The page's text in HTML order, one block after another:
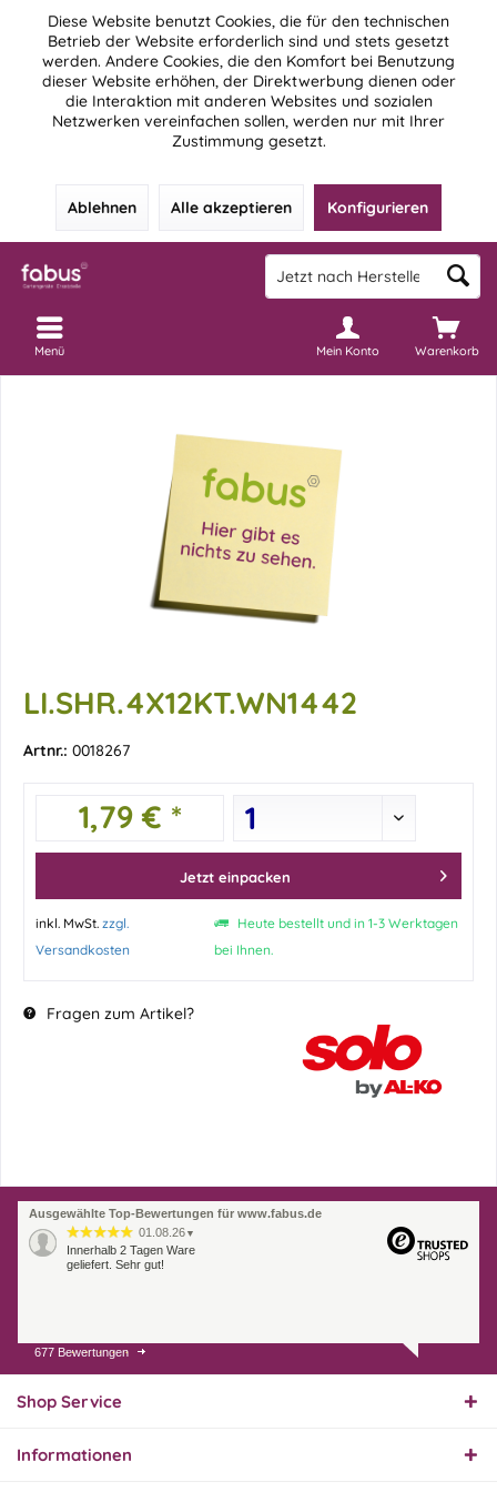
Diese Website benutzt Cookies, die für den technischen
Betrieb der Website erforderlich sind und stets gesetzt
werden. Andere Cookies, die den Komfort bei Benutzung
dieser Website erhöhen, der Direktwerbung dienen oder
die Interaktion mit anderen Websites und sozialen
Netzwerken vereinfachen sollen, werden nur mit Ihrer
Zustimmung gesetzt.
Ablehnen Alle akzeptieren Konfigurieren
Warenkorb
Mein Konto
Menü
LI.SHR.4X12KT.WN1442
Artnr.: 0018267
1,79 € *
Jetzt einpacken
inkl. MwSt. zzgl.
Versandkosten
Heute bestellt und in 1-3 Werktagen
bei Ihnen.
Fragen zum Artikel?
Ausgewählte Top-Bewertungen für www.fabus.de
01.08.26 ▼
Innerhalb 2 Tagen Ware
geliefert. Sehr gut!
31.07.26
Super schnelle Lieferung,
hervorragend. Gerne
677 Bewertungen
Shop Service
Informationen